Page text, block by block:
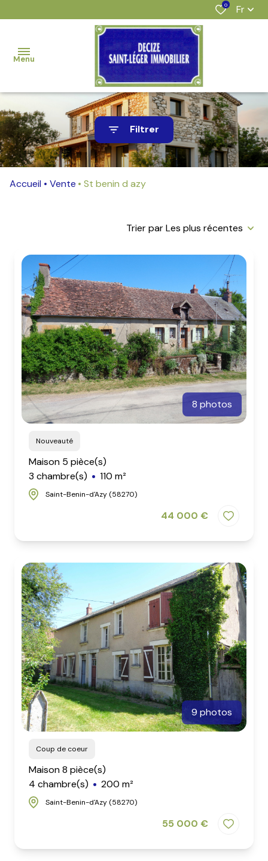
0 Fr
Menu
accueil
nos
offres
estimation
e-
mail
contact
Filtrer
Accueil Vente St benin d azy
Trier par Les plus récentes
8 photos
Nouveauté
Maison 5 pièce(s)
3 chambre(s)
110 m²
Saint-Benin-d'Azy (58270)
44 000 €
9 photos
Coup de coeur
Maison 8 pièce(s)
4 chambre(s)
200 m²
Saint-Benin-d'Azy (58270)
55 000 €